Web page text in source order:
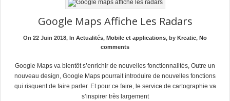
Google Maps Affiche Les Radars
On 22 Juin 2018, In Actualités, Mobile et applications, by Kreatic, No
comments
Google Maps va bientôt s’enrichir de nouvelles fonctionnalités, Outre un
nouveau design, Google Maps pourrait introduire de nouvelles fonctions
qui risquent de faire parler. Et pour ce faire, le service de cartographie va
s’inspirer très largement